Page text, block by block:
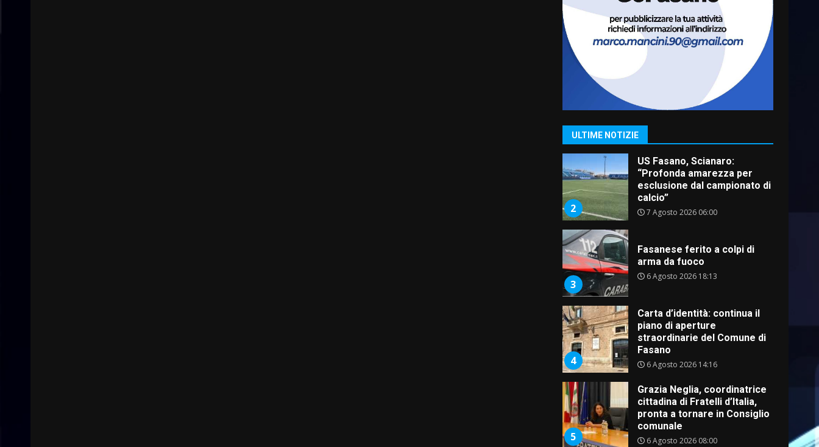
ULTIME NOTIZIE
7
La magia del Minareto e la
prima assoluta de “L’Albergo
Belvedere. Il rapimento”
6 Agosto 2026 06:15
1
“I Contestatori: Musica di
Rivoluzione”: nuovo
appuntamento con “Fasano in
2
US Fasano, Scianaro:
“Profonda amarezza per
esclusione dal campionato di
calcio”
7 Agosto 2026 06:00
3
Fasanese ferito a colpi di
arma da fuoco
6 Agosto 2026 18:13
4
Carta d’identità: continua il
piano di aperture
straordinarie del Comune di
Fasano
6 Agosto 2026 14:16
5
Grazia Neglia, coordinatrice
cittadina di Fratelli d’Italia,
pronta a tornare in Consiglio
comunale
6 Agosto 2026 08:00